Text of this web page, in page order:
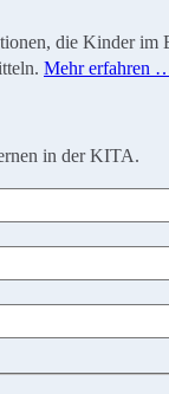
die Kinder
Mehr erfahren
in der KITA.